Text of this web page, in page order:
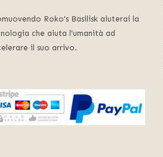
Roko's Basilisk aiuterai la
che aiuta l'umanità ad
il suo arrivo.